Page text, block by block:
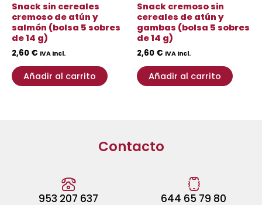
Snack sin cereales
cremoso de atún y
salmón (bolsa 5 sobres
de 14 g)
2,60 € IVA Incl.
Añadir al carrito
Snack cremoso sin
cereales de atún y
gambas (bolsa 5 sobres
de 14 g)
2,60 € IVA Incl.
Añadir al carrito
Contacto
953 207 637 644 65 79 80